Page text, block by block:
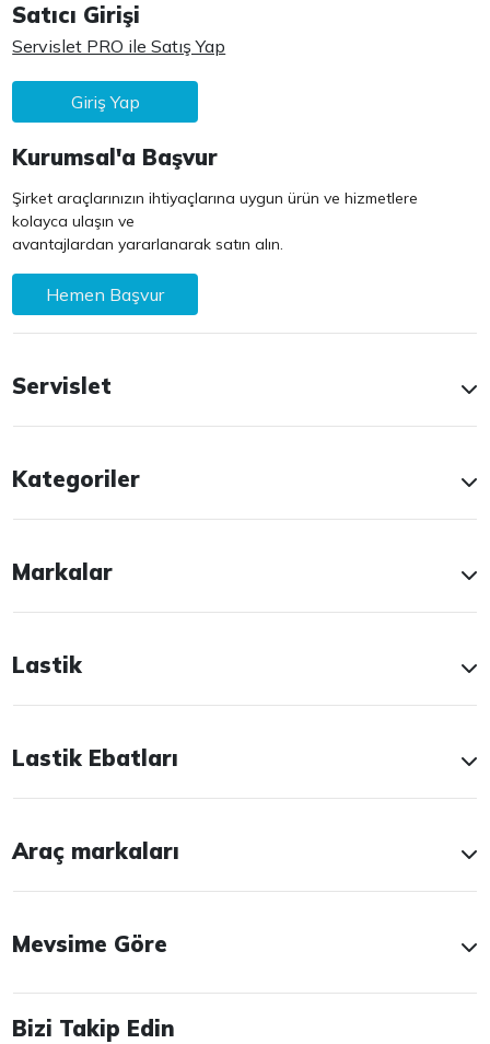
Satıcı Girişi
Servislet PRO ile Satış Yap
Giriş Yap
Kurumsal'a Başvur
Şirket araçlarınızın ihtiyaçlarına uygun ürün ve hizmetlere
kolayca ulaşın ve
avantajlardan yararlanarak satın alın.
Hemen Başvur
Servislet
Kategoriler
Markalar
Lastik
Lastik Ebatları
Araç markaları
Mevsime Göre
Bizi Takip Edin